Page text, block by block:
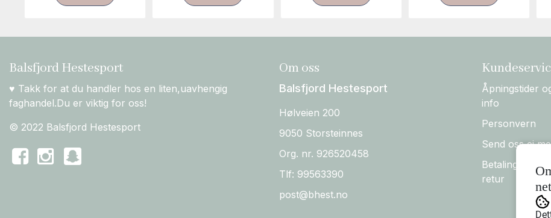
Balsfjord Hestesport
♥ Takk for at du handler hos en liten,uavhengig
faghandel.Du er viktig for oss!
© 2022 Balsfjord Hestesport
Om oss
Balsfjord Hestesport
Hølveien 200
9050 Storsteinnes
Org. nr. 926520458
Tlf: 99563390
post@bhest.no
Åpningstider
info
Personvern
Send oss ei
Betaling,
retur